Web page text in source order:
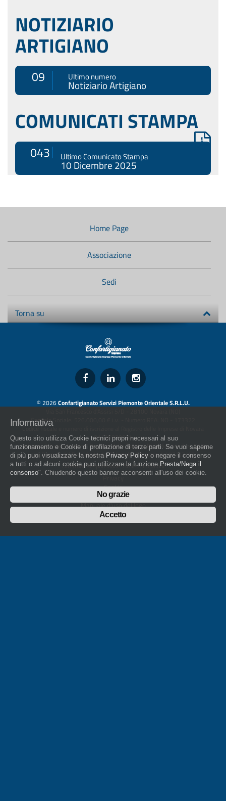
NOTIZIARIO
ARTIGIANO
09 Ultimo numero
Notiziario Artigiano
COMUNICATI STAMPA
043 Ultimo Comunicato Stampa
10 Dicembre 2025
Home Page
Associazione
Sedi
Torna su
© 2026Confartigianato Servizi Piemonte Orientale S.R.L.U.
Capitale Sociale: 526.000,00 € i.v. - Numero REA: NO - 173322
Codice fiscale e numero di iscrizione al Registro delle Imprese di Novara
01436930034
artigiani.it è registrato nel Registro della Stampa Periodica con il nr. 562
con Decreto del Presidente del Tribunale di Novara del 07/03/13
Direttore Responsabile: Amleto Impaloni
Privacy
Cookie
Whistleblowing
Manuale d'uso del logo
Policy sulla Parità di genere
Informativa
Questo sito utilizza Cookie tecnici propri necessari al suo
funzionamento e Cookie di profilazione di terze parti. Se vuoi saperne
di più puoi visualizzare la nostra Privacy Policy o negare il consenso
a tutti o ad alcuni cookie puoi utilizzare la funzione Presta/Nega il
consenso". Chiudendo questo banner acconsenti all'uso dei cookie.
No grazie
Accetto